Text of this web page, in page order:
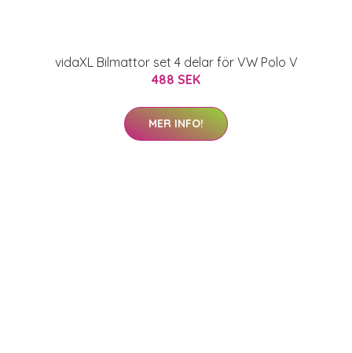
vidaXL Bilmattor set 4 delar för VW Polo V
488 SEK
MER INFO!